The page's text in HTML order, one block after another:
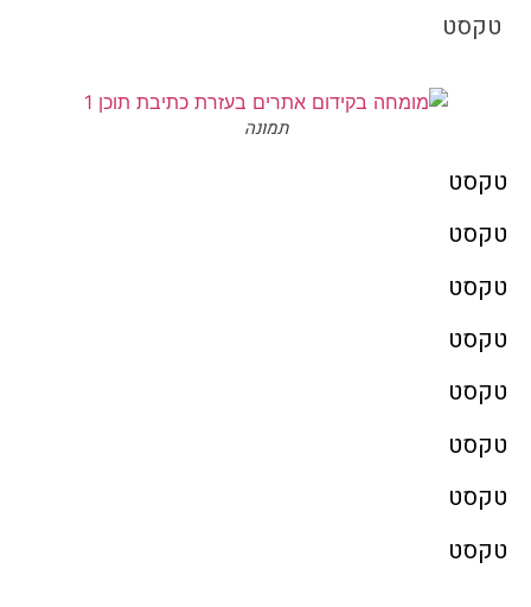
טקסט
תמונה
טקסט
טקסט
טקסט
טקסט
טקסט
טקסט
טקסט
טקסט